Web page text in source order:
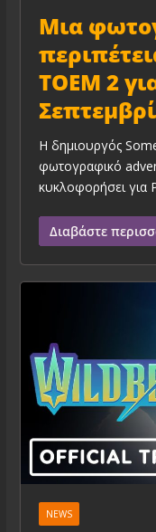
Μια
TOEM 2
Η δημιουργός
φωτογραφικό
κυκλοφορήσει για
Διαβάστε
NEWS